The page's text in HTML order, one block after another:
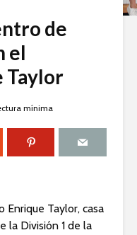
de
el
Taylor
mínima
Enrique Taylor, casa
la División 1 de la